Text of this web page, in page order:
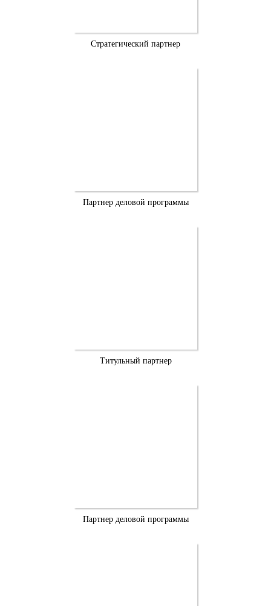
Стратегический партнер
Партнер деловой программы
Титульный партнер
Партнер деловой программы